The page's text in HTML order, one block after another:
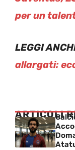
per un
LEGGI
allargati:
ARTICOLI